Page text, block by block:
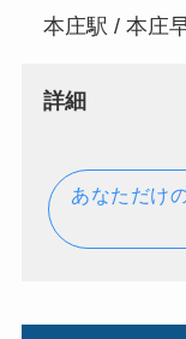
本庄駅 / 本庄
詳細
あなただけ